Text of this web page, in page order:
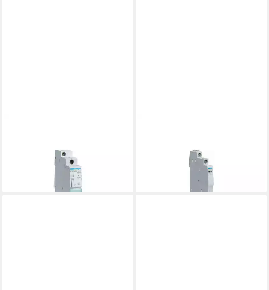
1S, 230V,16A EPN510
lieferbar - in 3-4 Werktagen bei dir
6A 1S+1Ö ESC080
lieferbar - in 3-4 Werktagen bei dir